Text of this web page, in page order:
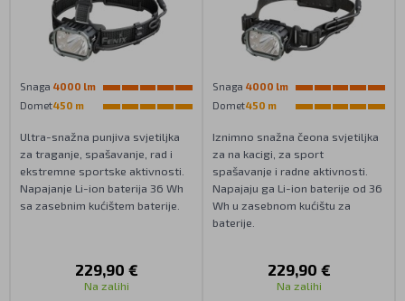
Snaga 4000 lm
Domet450 m
Ultra-snažna punjiva svjetiljka
za traganje, spašavanje, rad i
ekstremne sportske aktivnosti.
Napajanje Li-ion baterija 36 Wh
sa zasebnim kućištem baterije.
229,90 €
Na zalihi
Snaga 4000 lm
Domet450 m
Iznimno snažna čeona svjetiljka
za na kacigi, za sport
spašavanje i radne aktivnosti.
Napajaju ga Li-ion baterije od 36
Wh u zasebnom kućištu za
baterije.
229,90 €
Na zalihi